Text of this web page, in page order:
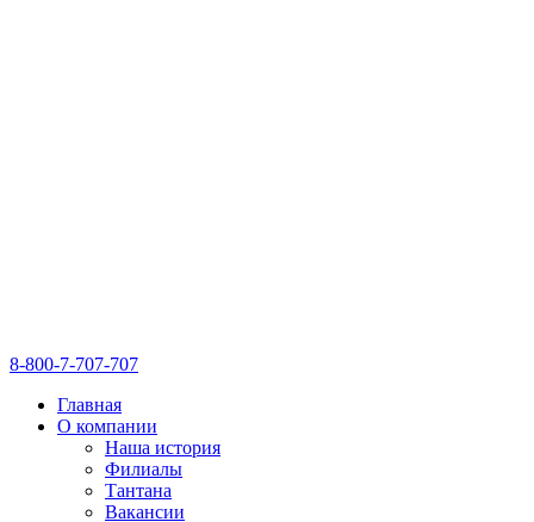
8-800-7-707-707
Главная
О компании
Наша история
Филиалы
Тантана
Вакансии